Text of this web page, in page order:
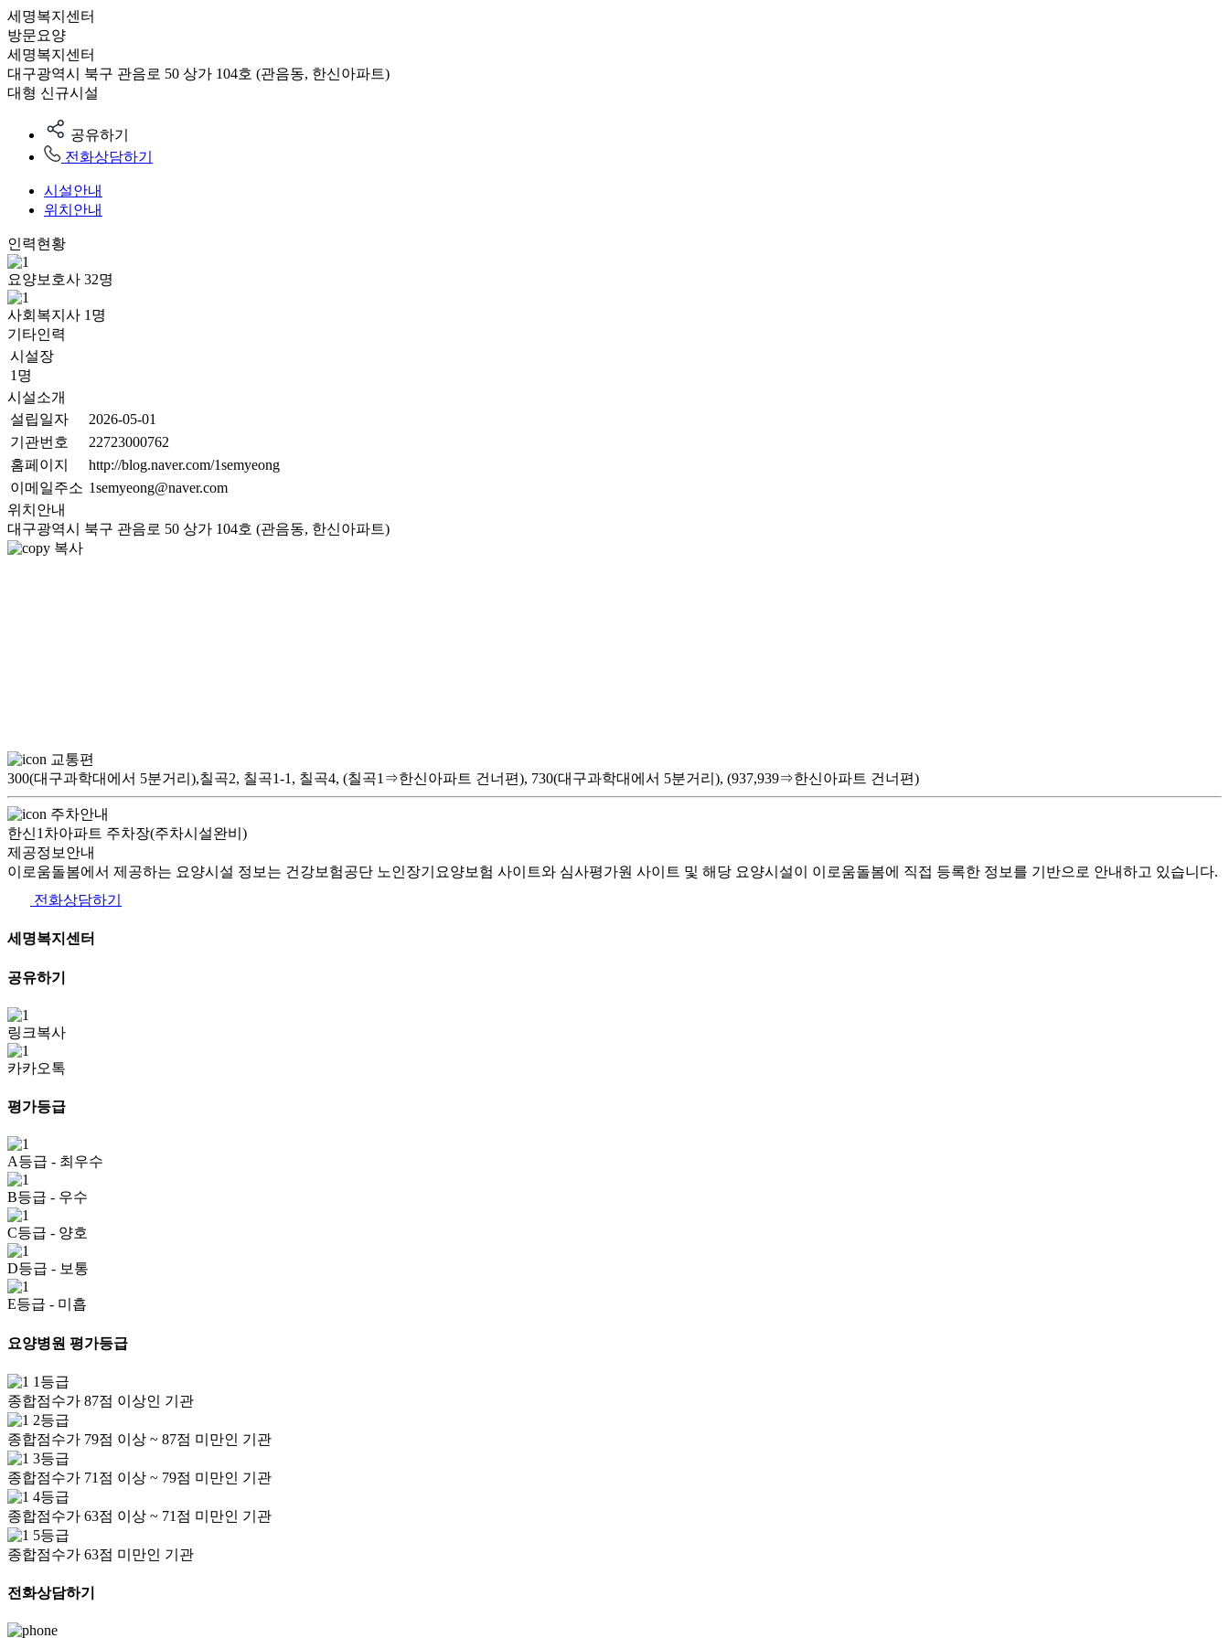
세명복지센터
방문요양
세명복지센터
대구광역시 북구 관음로 50 상가 104호 (관음동, 한신아파트)
대형 신규시설
공유하기
전화상담하기
시설안내
위치안내
인력현황
요양보호사 32명
사회복지사 1 명
기타인력
시설장
1명
시설소개
설립일자
2026-05-01
기관번호
22723000762
홈페이지
http://blog.naver.com/1semyeong
이메일주소 1semyeong@naver.com
위치안내
대구광역시 북구 관음로 50 상가 104호 (관음동, 한신아파트)
복사
교통편
300(대구과학대에서 5분거리),칠곡2, 칠곡1-1, 칠곡4, (칠곡1⇒한신아파트 건너편), 730(대구과학대에서 5분거리), (937,939⇒한신아파트 건너편)
주차안내
한신1차아파트 주차장(주차시설완비)
제공정보안내
이로움돌봄에서 제공하는 요양시설 정보는 건강보험공단 노인장기요양보험 사이트와 심사평가원 사이트 및 해당 요양시설이 이로움돌봄에 직접 등록한 정보를 기반으로 안내하고 있습니다.
전화상담하기
세명복지센터
공유하기
링크복사
카카오톡
평가등급
A등급 - 최우수
B등급 - 우수
C등급 - 양호
D등급 - 보통
E등급 - 미흡
요양병원 평가등급
1등급
종합점수가 87점 이상인 기관
2등급
종합점수가 79점 이상 ~ 87점 미만인 기관
3등급
종합점수가 71점 이상 ~ 79점 미만인 기관
4등급
종합점수가 63점 이상 ~ 71점 미만인 기관
5등급
종합점수가 63점 미만인 기관
전화상담하기